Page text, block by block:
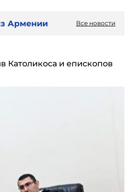
Армении Все новости
Католикоса и епископов